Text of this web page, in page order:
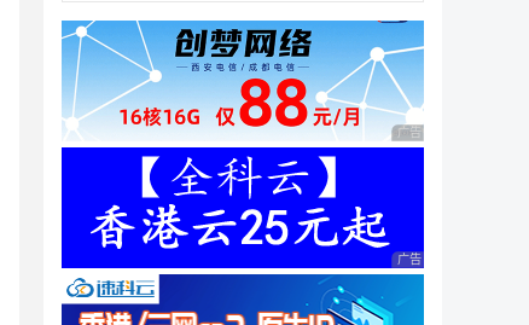
广告 商业广告，理性
广告 商业广告，理性